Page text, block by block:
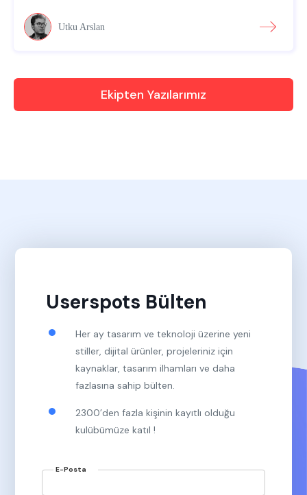
Utku Arslan
Ekipten Yazılarımız
Userspots Bülten
Her ay tasarım ve teknoloji üzerine yeni
stiller, dijital ürünler, projeleriniz için
kaynaklar, tasarım ilhamları ve daha
fazlasına sahip bülten.
2300’den fazla kişinin kayıtlı olduğu
kulübümüze katıl !
E-Posta